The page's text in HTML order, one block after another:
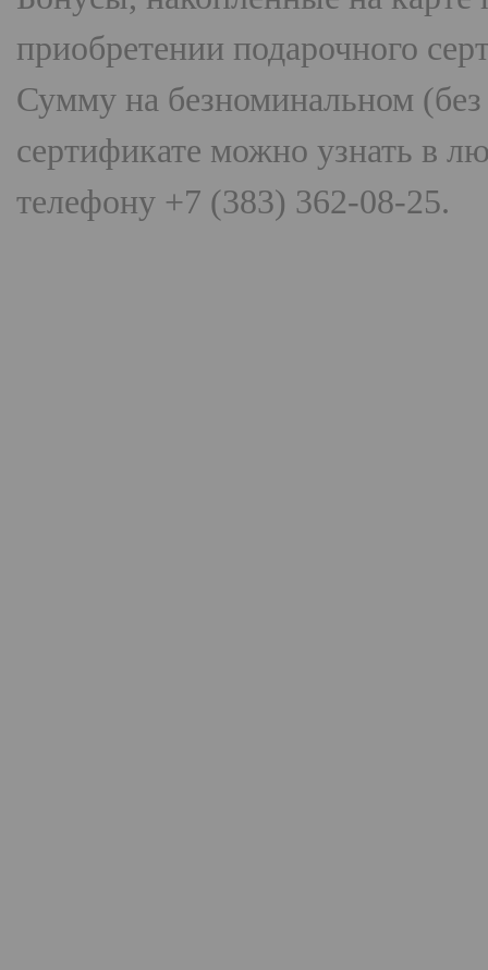
приобретении подарочного
Сумму на безноминальном
сертификате можно узнать в
телефону +7 (383) 362-08-25.